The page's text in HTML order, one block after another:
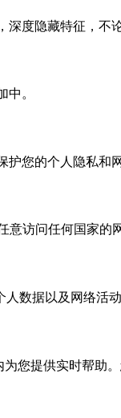
度隐藏特征，不
中。
您的个人隐私和
访问任何国家的
数据以及网络活动
您提供实时帮助